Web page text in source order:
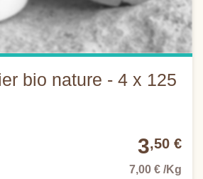
bio nature - 4 x 125
3,50 €
7,00 € /Kg